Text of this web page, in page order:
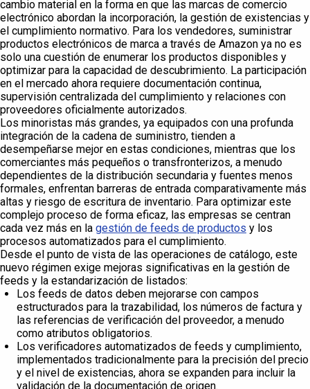
cambio material en la forma en que las marcas de comercio
electrónico abordan la incorporación, la gestión de existencias y
el cumplimiento normativo. Para los vendedores, suministrar
productos electrónicos de marca a través de Amazon ya no es
solo una cuestión de enumerar los productos disponibles y
optimizar para la capacidad de descubrimiento. La participación
en el mercado ahora requiere documentación continua,
supervisión centralizada del cumplimiento y relaciones con
proveedores oficialmente autorizados.
Los minoristas más grandes, ya equipados con una profunda
integración de la cadena de suministro, tienden a
desempeñarse mejor en estas condiciones, mientras que los
comerciantes más pequeños o transfronterizos, a menudo
dependientes de la distribución secundaria y fuentes menos
formales, enfrentan barreras de entrada comparativamente más
altas y riesgo de escritura de inventario. Para optimizar este
complejo proceso de forma eficaz, las empresas se centran
cada vez más en la gestión de feeds de productos y los
procesos automatizados para el cumplimiento.
Desde el punto de vista de las operaciones de catálogo, este
nuevo régimen exige mejoras significativas en la gestión de
feeds y la estandarización de listados:
Los feeds de datos deben mejorarse con campos
estructurados para la trazabilidad, los números de factura y
las referencias de verificación del proveedor, a menudo
como atributos obligatorios.
Los verificadores automatizados de feeds y cumplimiento,
implementados tradicionalmente para la precisión del precio
y el nivel de existencias, ahora se expanden para incluir la
validación de la documentación de origen.